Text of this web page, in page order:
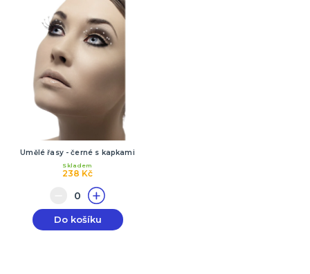
Umělé řasy - černé s kapkami
238 Kč
Skladem
Do košíku